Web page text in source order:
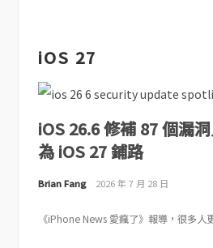
iOS 27
iOS 26.6 修補 87 個漏
為 iOS 27 鋪路
Brian Fang 2026 年 7 月 28 日
《iPhone News 愛瘋了》報導，很多人